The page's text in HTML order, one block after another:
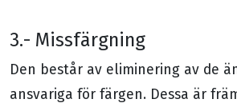
3.- Missfärgning
Den består av eliminering av de
ansvariga för färgen. Dessa är